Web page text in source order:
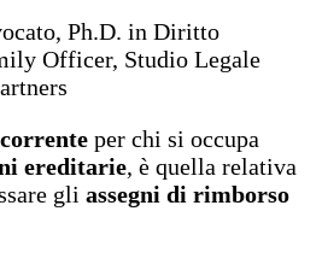
Ph.D. in Diritto
Officer, Studio Legale
per chi si occupa
ereditarie, è quella relativa
gli assegni di rimborso